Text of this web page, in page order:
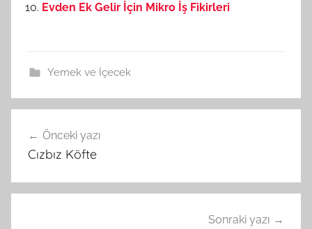
Evden Ek Gelir İçin Mikro İş Fikirleri
Yemek ve İçecek
Yazı
gezinmesi
Önceki yazı
Cızbız Köfte
Sonraki yazı